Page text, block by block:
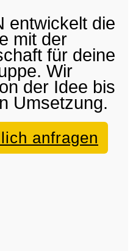
entwickelt die
mit der
für deine
Wir
der Idee bis
Umsetzung.
anfragen